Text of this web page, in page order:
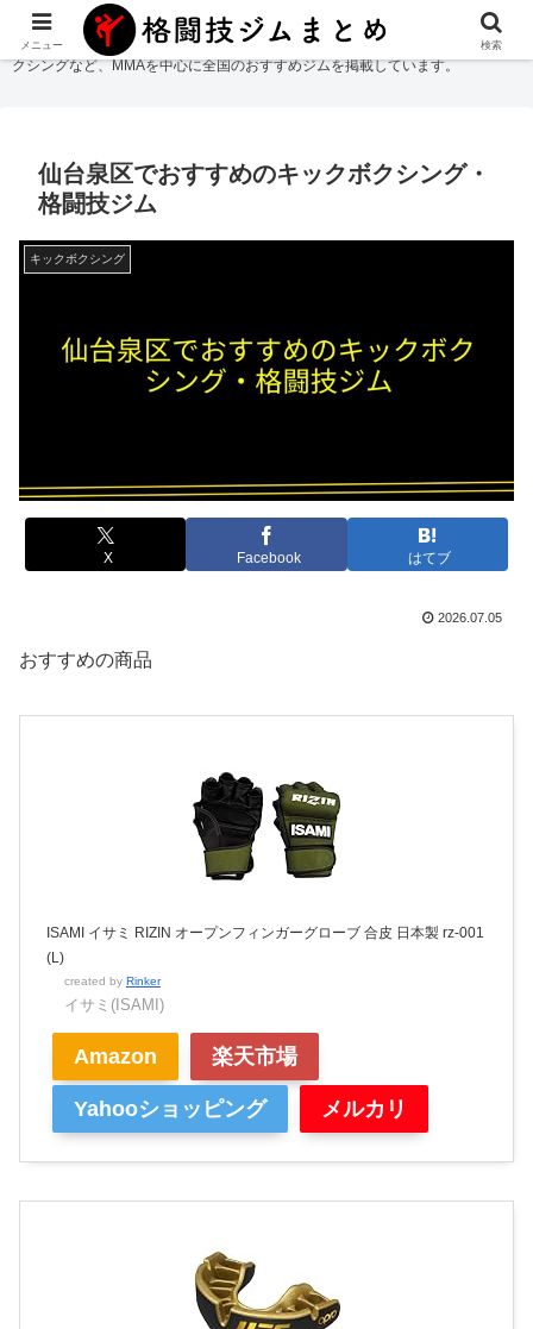
格闘技ジムまとめ
では総合格闘技・柔術・レスリング・キックボクシング・ボ
クシングなど、MMAを中心に全国のおすすめジムを掲載しています。
仙台泉区でおすすめのキックボクシング・
格闘技ジム
キックボクシング
X Facebook はてブ
2026.07.05
おすすめの商品
ISAMI イサミ RIZIN オープンフィンガーグローブ 合皮 日本製 rz-001
(L)
created by Rinker
イサミ(ISAMI)
Amazon 楽天市場
Yahooショッピング メルカリ
メニュー 検索